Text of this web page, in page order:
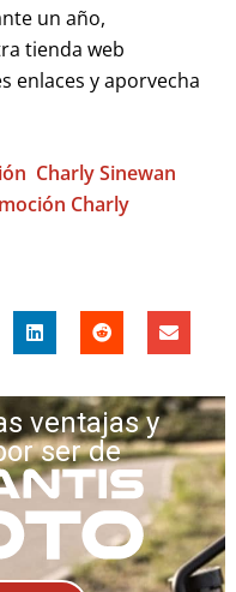
un año,
tienda web
enlaces y aporvecha
Charly Sinewan
Charly
ventajas y
ser de